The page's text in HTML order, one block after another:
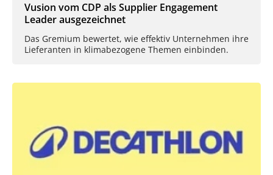
Vusion vom CDP als Supplier Engagement
Leader ausgezeichnet
Das Gremium bewertet, wie effektiv Unternehmen ihre
Lieferanten in klimabezogene Themen einbinden.